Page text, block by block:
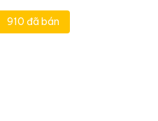
910 đã bán